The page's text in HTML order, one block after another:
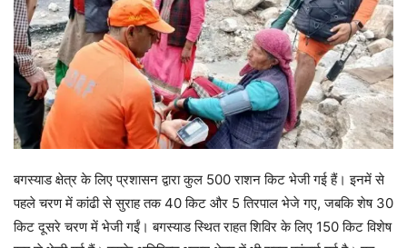
बगस्याड क्षेत्र के लिए प्रशासन द्वारा कुल 500 राशन किट भेजी गई हैं। इनमें से
पहले चरण में कांढी से सुराह तक 40 किट और 5 तिरपाल भेजे गए, जबकि शेष 30
किट दूसरे चरण में भेजी गईं। बगस्याड स्थित राहत शिविर के लिए 150 किट विशेष